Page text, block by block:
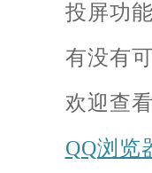
投屏功
有没有
欢迎查
QQ浏览